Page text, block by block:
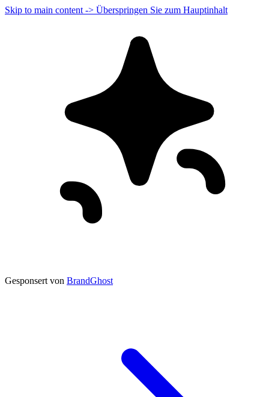
Skip to main content -> Überspringen Sie zum Hauptinhalt
Gesponsert von BrandGhost